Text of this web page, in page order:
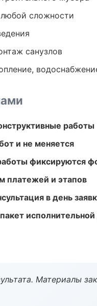
сложности
санузлов
работы
и не меняется
фиксируются
платежей и этапов
в день
Материалы